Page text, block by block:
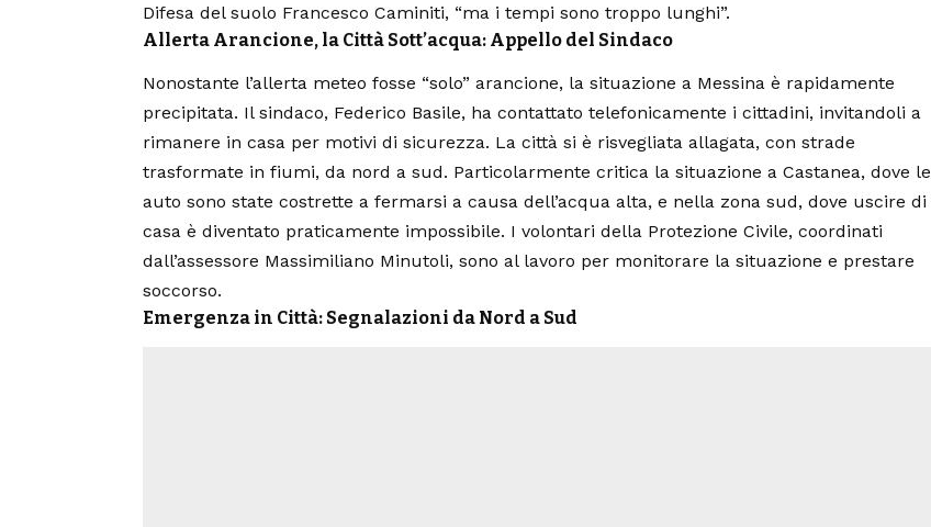
Difesa del suolo Francesco Caminiti, “ma i tempi sono troppo lunghi”.
Allerta Arancione, la Città Sott’acqua: Appello del Sindaco
Nonostante l’allerta meteo fosse “solo” arancione, la situazione a Messina è rapidamente
precipitata. Il sindaco, Federico Basile, ha contattato telefonicamente i cittadini, invitandoli a
rimanere in casa per motivi di sicurezza. La città si è risvegliata allagata, con strade
trasformate in fiumi, da nord a sud. Particolarmente critica la situazione a Castanea, dove le
auto sono state costrette a fermarsi a causa dell’acqua alta, e nella zona sud, dove uscire di
casa è diventato praticamente impossibile. I volontari della Protezione Civile, coordinati
dall’assessore Massimiliano Minutoli, sono al lavoro per monitorare la situazione e prestare
soccorso.
Emergenza in Città: Segnalazioni da Nord a Sud